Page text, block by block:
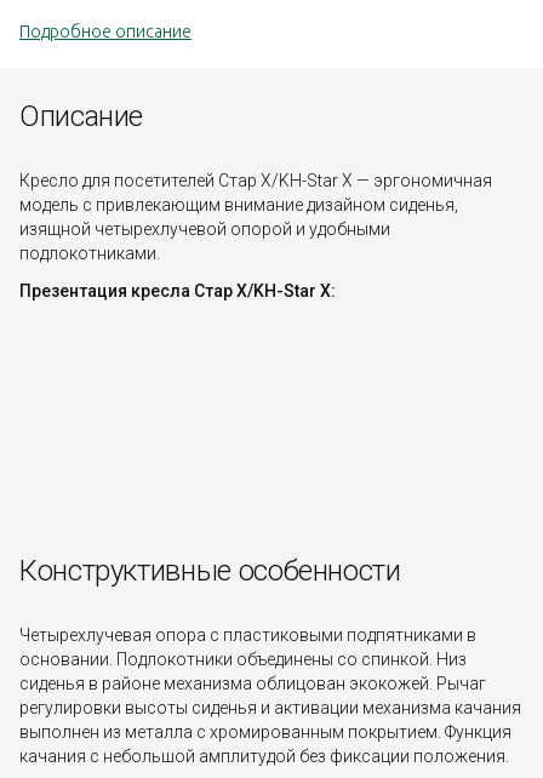
Подробное описание
Описание
Кресло для посетителей Стар Х/KH-Star X — эргономичная
модель с привлекающим внимание дизайном сиденья,
изящной четырехлучевой опорой и удобными
подлокотниками.
Презентация кресла Стар Х/KH-Star X:
Конструктивные особенности
Четырехлучевая опора с пластиковыми подпятниками в
основании. Подлокотники объединены со спинкой. Низ
сиденья в районе механизма облицован экокожей. Рычаг
регулировки высоты сиденья и активации механизма качания
выполнен из металла с хромированным покрытием. Функция
качания с небольшой амплитудой без фиксации положения.